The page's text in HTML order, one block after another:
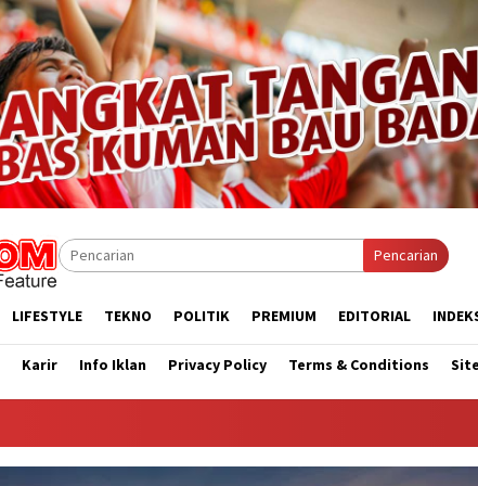
Pencarian
LIFESTYLE TEKNO POLITIK PREMIUM EDITORIAL
Karir Info Iklan Privacy Policy Terms & Conditions